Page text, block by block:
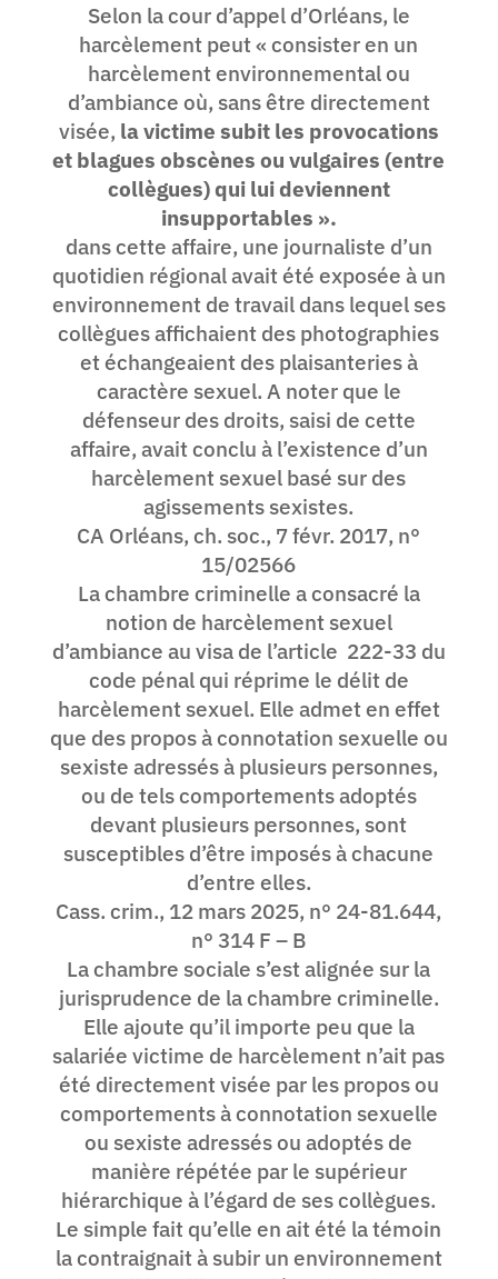
Selon la cour d’appel d’Orléans, le
harcèlement peut « consister en un
harcèlement environnemental ou
d’ambiance où, sans être directement
visée, la victime subit les provocations
et blagues obscènes ou vulgaires (entre
collègues) qui lui deviennent
insupportables ».
dans cette affaire, une journaliste d’un
quotidien régional avait été exposée à un
environnement de travail dans lequel ses
collègues affichaient des photographies
et échangeaient des plaisanteries à
caractère sexuel. A noter que le
défenseur des droits, saisi de cette
affaire, avait conclu à l’existence d’un
harcèlement sexuel basé sur des
agissements sexistes.
CA Orléans, ch. soc., 7 févr. 2017, n°
15/02566
La chambre criminelle a consacré la
notion de harcèlement sexuel
d’ambiance au visa de l’article 222-33 du
code pénal qui réprime le délit de
harcèlement sexuel. Elle admet en effet
que des propos à connotation sexuelle ou
sexiste adressés à plusieurs personnes,
ou de tels comportements adoptés
devant plusieurs personnes, sont
susceptibles d’être imposés à chacune
d’entre elles.
Cass. crim., 12 mars 2025, n° 24-81.644,
n° 314 F – B
La chambre sociale s’est alignée sur la
jurisprudence de la chambre criminelle.
Elle ajoute qu’il importe peu que la
salariée victime de harcèlement n’ait pas
été directement visée par les propos ou
comportements à connotation sexuelle
ou sexiste adressés ou adoptés de
manière répétée par le supérieur
hiérarchique à l’égard de ses collègues.
Le simple fait qu’elle en ait été la témoin
la contraignait à subir un environnement